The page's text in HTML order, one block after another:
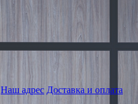
Наш адрес Доставка и оплата